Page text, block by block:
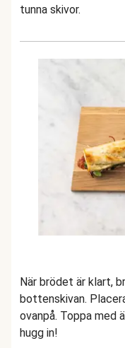
tunna skivor.
När brödet är klart,
bottenskivan.
ovanpå. Toppa med
hugg in!